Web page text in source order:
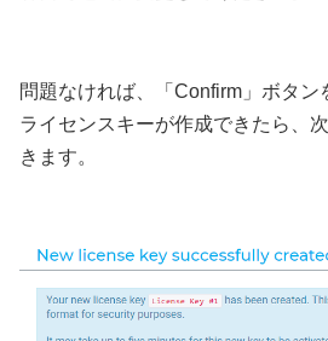
問題なければ、「Confirm」ボタン
ライセンスキーが作成できたら、
きます。